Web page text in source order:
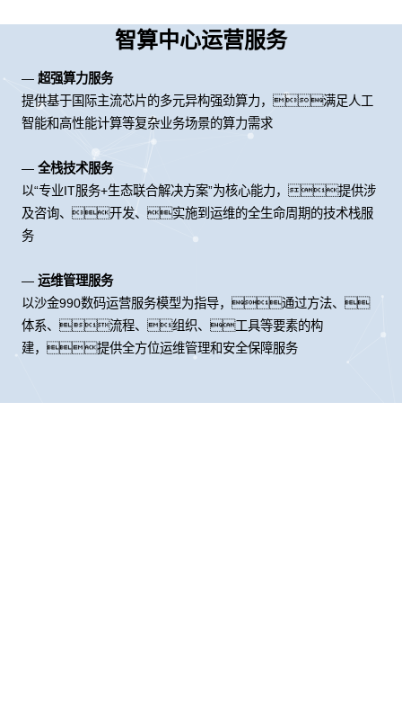
智算中心运营服务
— 超强算力服务
提供基于国际主流芯片的多元异构强劲算力，满足人工
智能和高性能计算等复杂业务场景的算力需求
— 全栈技术服务
以“专业IT服务+生态联合解决方案”为核心能力，提供涉
及咨询、开发、实施到运维的全生命周期的技术栈服
务
— 运维管理服务
以沙金990数码运营服务模型为指导，通过方法、
体系、流程、组织、工具等要素的构
建，提供全方位运维管理和安全保障服务